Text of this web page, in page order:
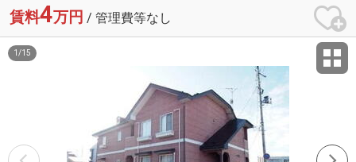
賃料4万円 / 管理費等なし
1 /15